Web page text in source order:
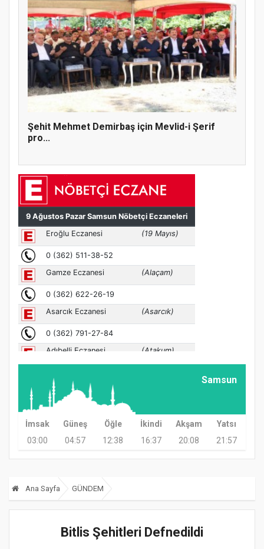
Şehit Mehmet Demirbaş için Mevlid-i Şerif
pro...
Samsun
İmsak Güneş Öğle İkindi Akşam
Yatsı
03:00
04:57 12:38 16:37 20:08 21:57
Ana Sayfa GÜNDEM
Bitlis Şehitleri Defnedildi